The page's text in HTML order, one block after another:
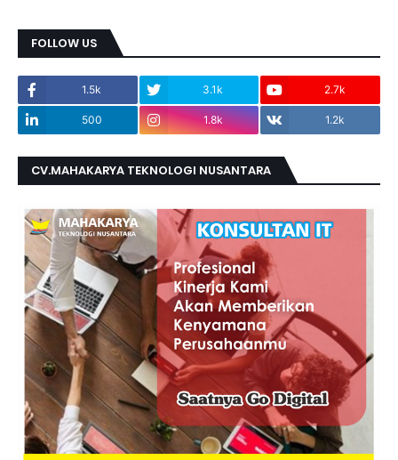
FOLLOW US
1.5k 3.1k 2.7k
500 1.8k 1.2k
CV.MAHAKARYA TEKNOLOGI NUSANTARA